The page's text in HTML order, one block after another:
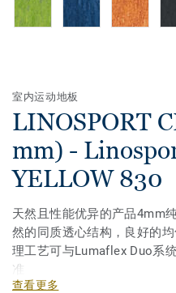
室内运动地板
LINOSPORT
mm) -
YELLOW 830
天然且性能优异的产品4mm
然的同质透心结构，良好的
理工艺可与Lumaflex Duo系
准
查看更多